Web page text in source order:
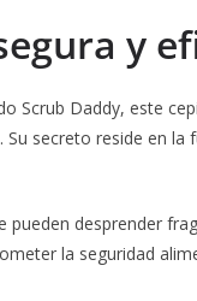
y
Scrub Daddy, este
secreto reside en
pueden desprender
la seguridad